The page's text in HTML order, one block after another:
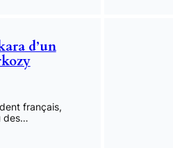
d’un
français,
des…